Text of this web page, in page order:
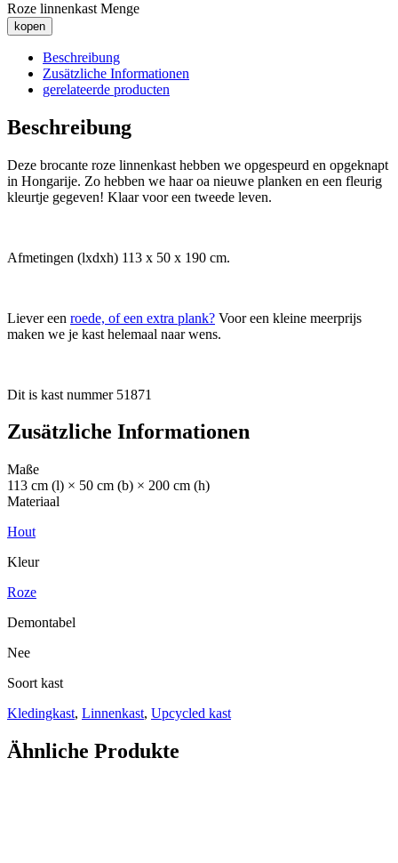
Roze linnenkast Menge
kopen
Beschreibung
Zusätzliche Informationen
gerelateerde producten
Beschreibung
Deze brocante roze linnenkast hebben we opgespeurd en opgeknapt
in Hongarije. Zo hebben we haar oa nieuwe planken en een fleurig
kleurtje gegeven! Klaar voor een tweede leven.
Afmetingen (lxdxh) 113 x 50 x 190 cm.
Liever een roede, of een extra plank? Voor een kleine meerprijs
maken we je kast helemaal naar wens.
Dit is kast nummer 51871
Zusätzliche Informationen
Maße
113 cm (l) × 50 cm (b) × 200 cm (h)
Materiaal
Hout
Kleur
Roze
Demontabel
Nee
Soort kast
Kledingkast, Linnenkast, Upcycled kast
Ähnliche Produkte